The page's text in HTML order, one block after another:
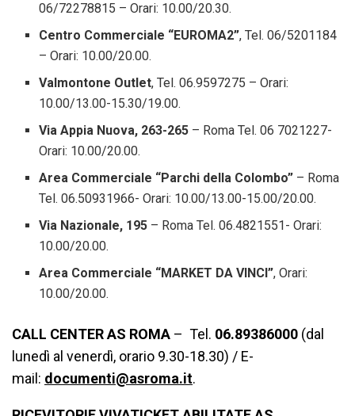
06/72278815 – Orari: 10.00/20.30.
Centro Commerciale “EUROMA2”, Tel. 06/5201184
– Orari: 10.00/20.00.
Valmontone Outlet, Tel. 06.9597275 – Orari:
10.00/13.00-15.30/19.00.
Via Appia Nuova, 263-265 – Roma Tel. 06 7021227-
Orari: 10.00/20.00.
Area Commerciale “Parchi della Colombo” – Roma
Tel. 06.50931966- Orari: 10.00/13.00-15.00/20.00.
Via Nazionale, 195 – Roma Tel. 06.4821551- Orari:
10.00/20.00.
Area Commerciale “MARKET DA VINCI”, Orari:
10.00/20.00.
CALL CENTER AS ROMA – Tel. 06.89386000 (dal
lunedì al venerdì, orario 9.30-18.30) / E-
mail: documenti@asroma.it.